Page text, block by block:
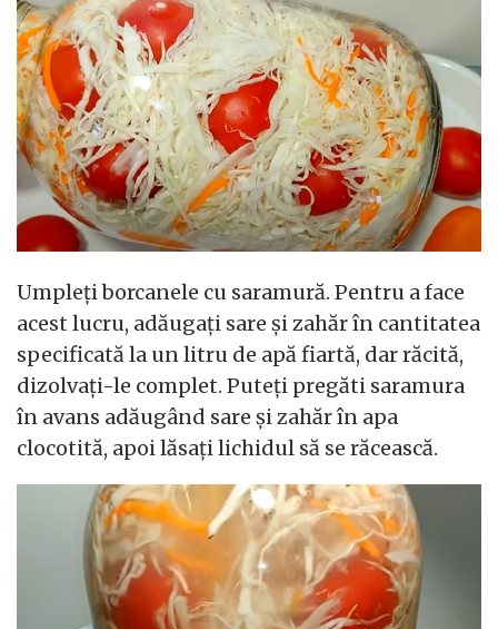
Umpleți borcanele cu saramură. Pentru a face
acest lucru, adăugați sare și zahăr în cantitatea
specificată la un litru de apă fiartă, dar răcită,
dizolvați-le complet. Puteți pregăti saramura
în avans adăugând sare și zahăr în apa
clocotită, apoi lăsați lichidul să se răcească.